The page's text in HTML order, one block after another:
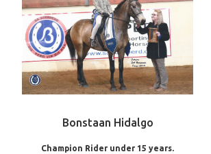
Bonstaan Hidalgo
Champion Rider under 15 years.